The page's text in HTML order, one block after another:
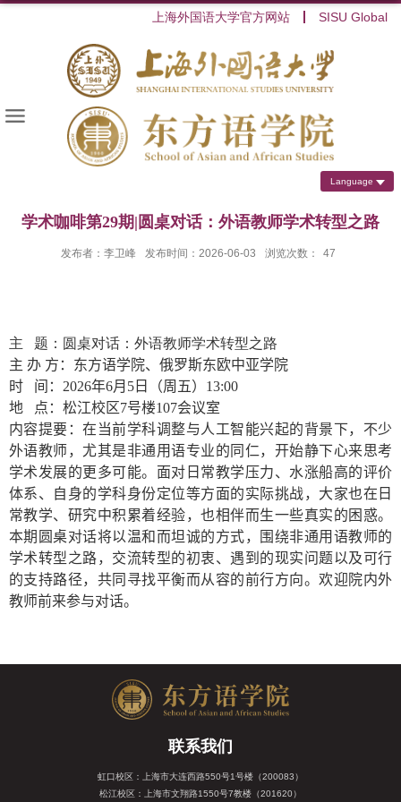
上海外国语大学官方网站 SISU Global
Language
学术咖啡第29期|圆桌对话：外语教师学术转型之路
发布者：李卫峰 发布时间：2026-06-03 浏览次数： 47
主 题：圆桌对话：外语教师学术转型之路
主 办 方：东方语学院、俄罗斯东欧中亚学院
时 间： 2026年6月 5 日（周五） 13:00
地 点：松江校区7号楼107会议室
内容提要：在当前学科调整与人工智能兴起的背景下，不少
外语教师，尤其是非通用语专业的同仁，开始静下心来思考
学术发展的更多可能。面对日常教学压力、水涨船高的评价
体系、自身的学科身份定位等方面的实际挑战，大家也在日
常教学、研究中积累着经验，也相伴而生一些真实的困惑。
本期圆桌对话将以温和而坦诚的方式，围绕非通用语教师的
学术转型之路，交流转型的初衷、遇到的现实问题以及可行
的支持路径，共同寻找平衡而从容的前行方向。欢迎院内外
教师前来参与对话。
联系我们
虹口校区：上海市大连西路550号1号楼（200083）
松江校区：上海市文翔路1550号7教楼（201620）